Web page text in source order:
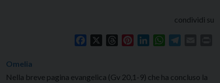
condividi su
Facebook ThreadsPinterestLinkedInWhatsApp
Omelia
Nella breve pagina evangelica (Gv 20,1-9) che ha concluso la